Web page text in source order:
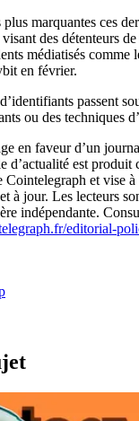
marquantes ces
des détenteurs
médiatisés comme
en février.
passent
ou des techniques
en faveur d’un
d’actualité est produit
et vise
à jour. Les lecteurs
indépendante.
editorial-